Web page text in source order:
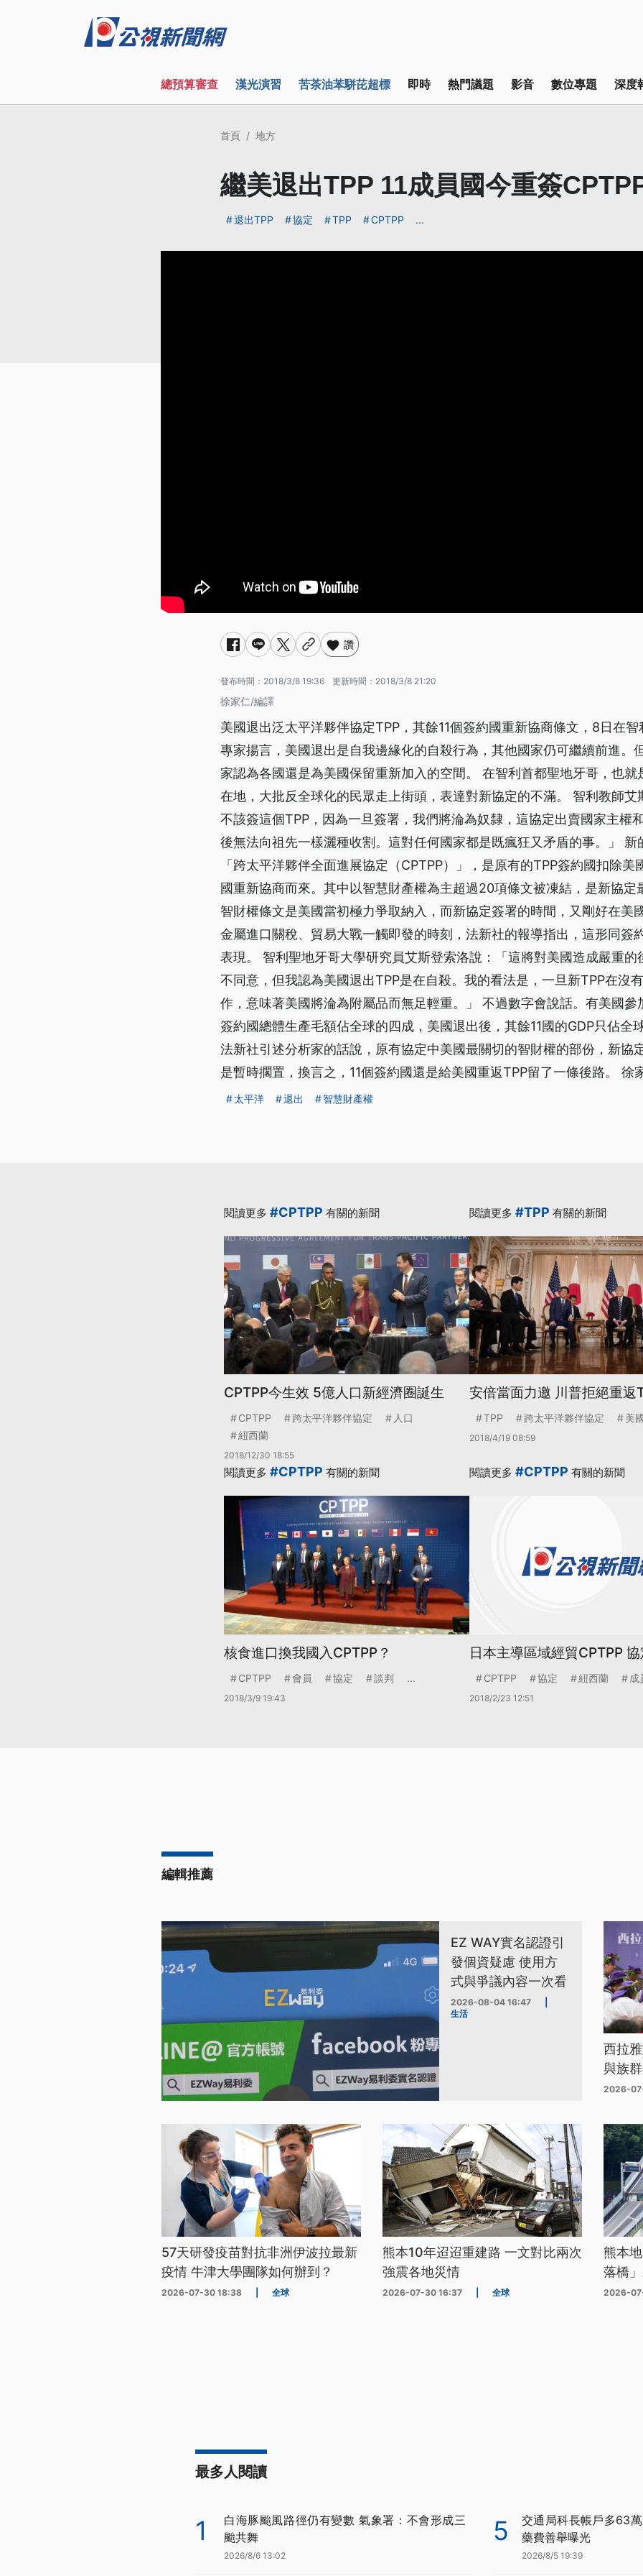
總預算審查 漢光演習 苦茶油苯駢芘超標 即時 熱門議題 影音 數位專題 深度
首頁 地方
繼美退出TPP 11成員國今重簽
退出TPP 協定 TPP CPTPP ...
讚
發布時間： 2018/3/8 19:36 更新時間： 2018/3/8 21:20
徐家仁/編譯
美國退出泛太平洋夥伴協定TPP，其餘11個簽約國重新協商條文，8日在
專家揚言，美國退出是自我邊緣化的自殺行為，其他國家仍可繼續前進。
家認為各國還是為美國保留重新加入的空間。 在智利首都聖地牙哥，也就
在地，大批反全球化的民眾走上街頭，表達對新協定的不滿。 智利教師艾
不該簽這個TPP，因為一旦簽署，我們將淪為奴隸，這協定出賣國家主權
後無法向祖先一樣灑種收割。這對任何國家都是既瘋狂又矛盾的事。」 新
「跨太平洋夥伴全面進展協定（CPTPP）」，是原有的TPP簽約國扣除美
國重新協商而來。其中以智慧財產權為主超過20項條文被凍結，是新協定
智財權條文是美國當初極力爭取納入，而新協定簽署的時間，又剛好在美
金屬進口關稅、貿易大戰一觸即發的時刻，法新社的報導指出，這形同簽
表現。 智利聖地牙哥大學研究員艾斯登索洛說：「這將對美國造成嚴重的
不同意，但我認為美國退出TPP是在自殺。我的看法是，一旦新TPP在沒
作，意味著美國將淪為附屬品而無足輕重。」 不過數字會說話。有美國參
簽約國總體生產毛額佔全球的四成，美國退出後，其餘11國的GDP只佔全
法新社引述分析家的話說，原有協定中美國最關切的智財權的部份，新協
是暫時擱置，換言之，11個簽約國還是給美國重返TPP留了一條後路。 徐
太平洋 退出 智慧財產權
閱讀更多 #CPTPP 有關的新聞
CPTPP今生效 5億人口新經濟圈誕生
CPTPP 跨太平洋夥伴協定
人口
紐西蘭
2018/12/30 18:55
閱讀更多 #TPP 有關的新聞
安倍當面力邀 川普拒絕重返
TPP 跨太平洋夥伴協定 美
2018/4/19 08:59
閱讀更多 #CPTPP 有關的新聞
核食進口換我國入CPTPP？
CPTPP 會員 協定 談判 ...
2018/3/9 19:43
閱讀更多 #CPTPP 有關的新聞
日本主導區域經貿CPTPP
CPTPP 協定 紐西蘭 成
2018/2/23 12:51
編輯推薦
EZ WAY實名認證引
發個資疑慮 使用方
式與爭議內容一次看
2026-08-04 16:47
生活
西拉
與族
2026-
57天研發疫苗對抗非洲伊波拉最新
疫情 牛津大學團隊如何辦到？
2026-07-30 18:38 全球
熊本10年迢迢重建路 一文對比兩次
強震各地災情
2026-07-30 16:37 全球
熊本
落橋
2026-
最多人閱讀
1
白海豚颱風路徑仍有變數 氣象署：不會形成三
颱共舞
2026/8/6 13:02
5
交通局科長帳戶多63
藥費善舉曝光
2026/8/5 19:39